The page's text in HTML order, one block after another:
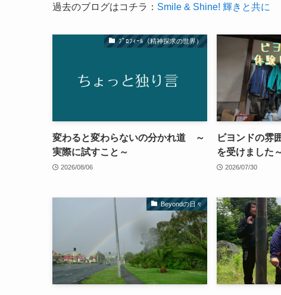
過去のブログはコチラ： Smile & Shine! 輝きと共に
ﾌﾟﾛﾌｨｰﾙ（精神探求の世界）
変わると変わらないの分かれ道 ～
実際に試すこと～
2026/08/06
ビヨンドの雰
を受けました
2026/07/30
Beyondの日々